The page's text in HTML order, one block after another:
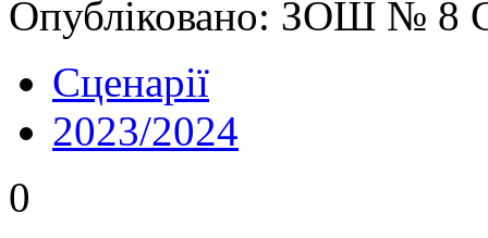
Опубліковано: ЗОШ № 8
Сценарії
2023/2024
0